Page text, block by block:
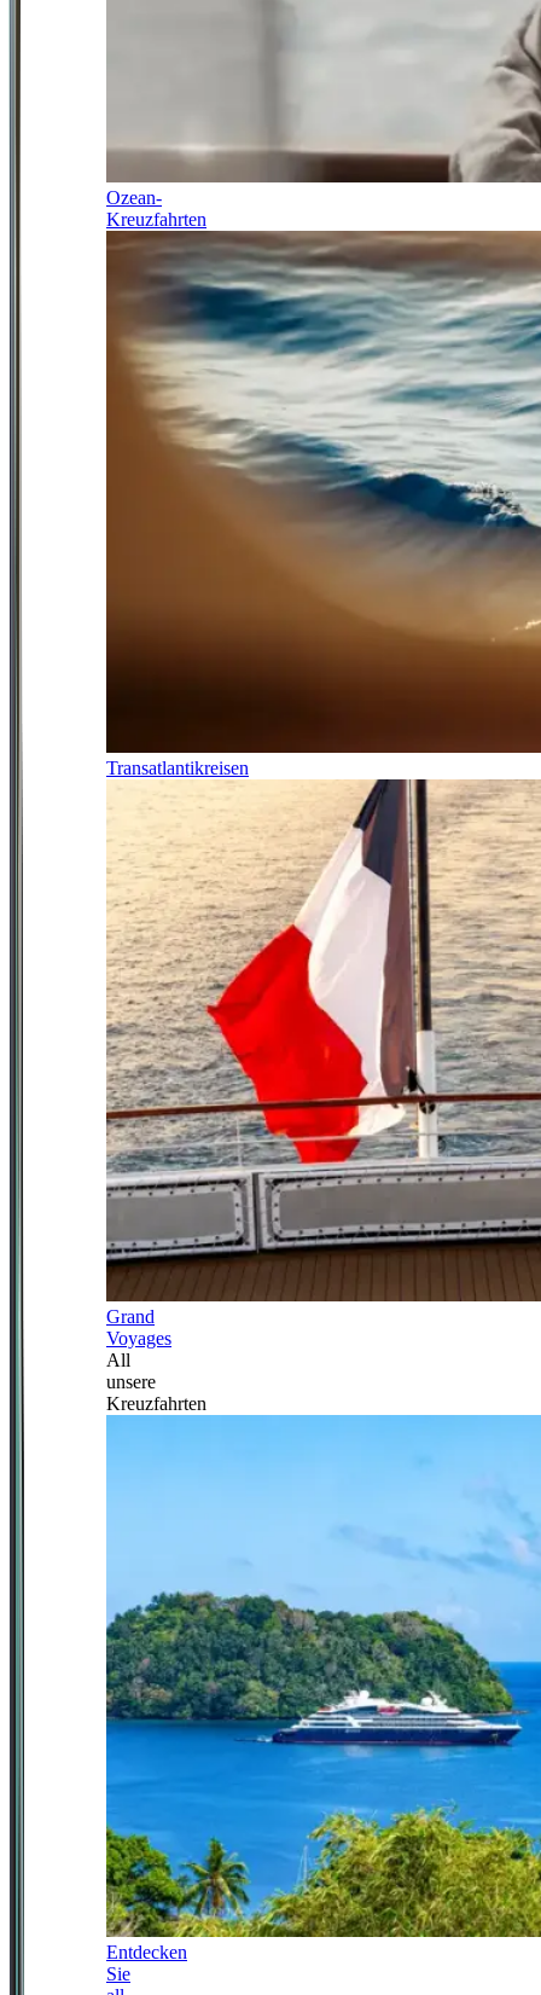
Ozean-
Kreuzfahrten
Transatlantikreisen
Grand
Voyages
All
unsere
Kreuzfahrten
Entdecken
Sie